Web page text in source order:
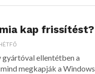
kap frissítést?
gyártóval ellentétben a
megkapják a Windows